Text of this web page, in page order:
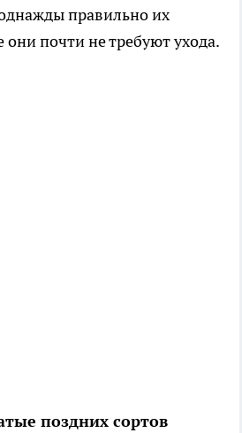
правильно их
они почти не требуют ухода.
поздних сортов